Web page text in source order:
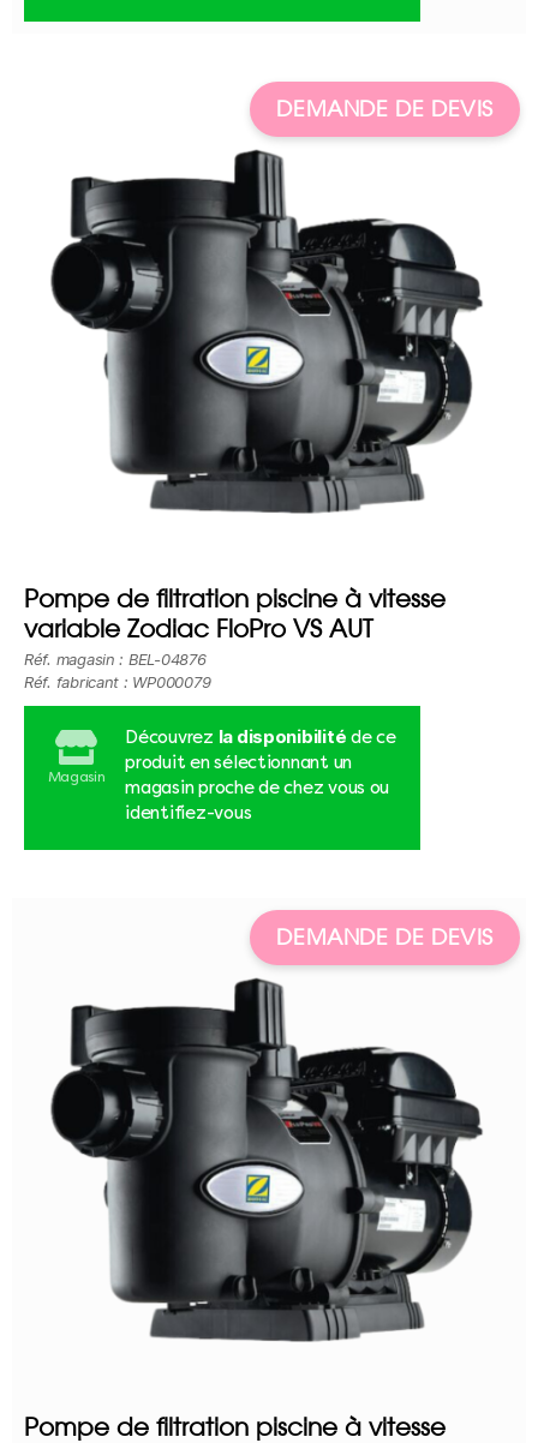
Pompe de filtration piscine à vitesse
variable Zodiac FloPro VS AUT
DEMANDE DE DEVIS
Réf. magasin : BEL-04876
Réf. fabricant : WP000079
Magasin
Découvrez la disponibilité de ce
produit en sélectionnant un
magasin proche de chez vous ou
identifiez-vous
Pompe de filtration piscine à vitesse
DEMANDE DE DEVIS